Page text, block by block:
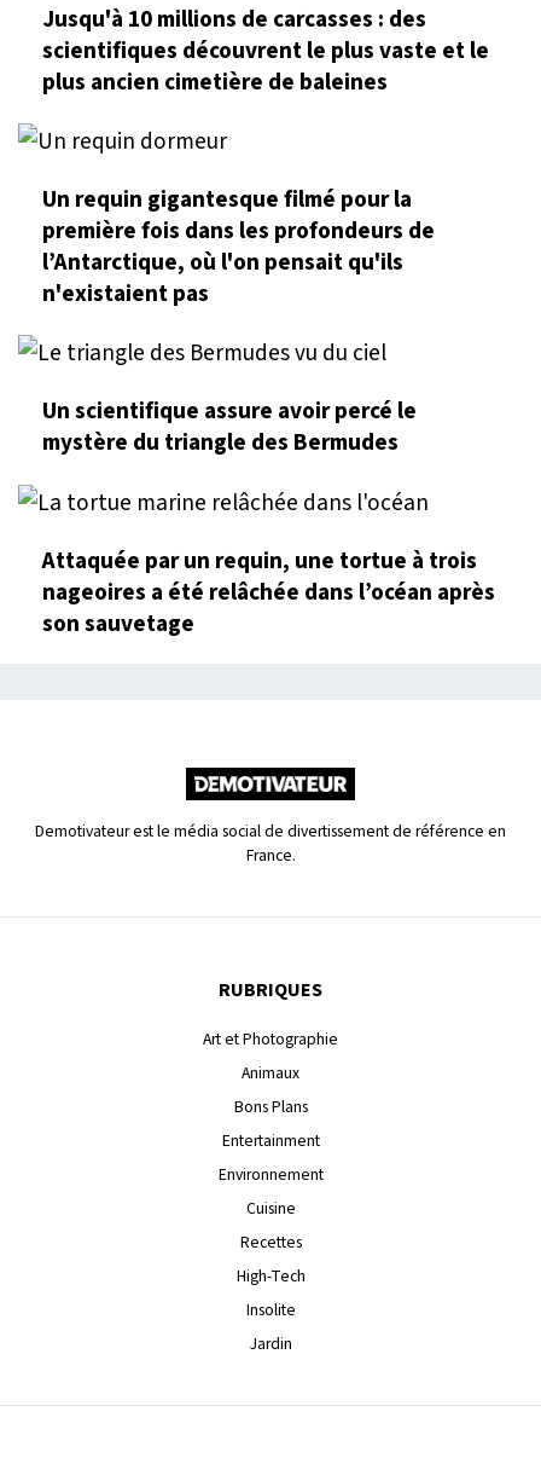
Jusqu'à 10 millions de carcasses : des
scientifiques découvrent le plus vaste et le
plus ancien cimetière de baleines
Un requin gigantesque filmé pour la
première fois dans les profondeurs de
l’Antarctique, où l'on pensait qu'ils
n'existaient pas
Un scientifique assure avoir percé le
mystère du triangle des Bermudes
Attaquée par un requin, une tortue à trois
nageoires a été relâchée dans l’océan après
son sauvetage
Demotivateur est le média social de divertissement de référence en
France.
RUBRIQUES
Art et Photographie
Animaux
Bons Plans
Entertainment
Environnement
Cuisine
Recettes
High-Tech
Insolite
Jardin